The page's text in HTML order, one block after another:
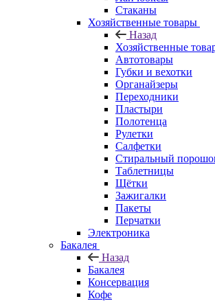
Стаканы
Хозяйственные товары
Назад
Хозяйственные
Автотовары
Губки и вехотки
Органайзеры
Переходники
Пластыри
Полотенца
Рулетки
Салфетки
Стиральный
Таблетницы
Щётки
Зажигалки
Пакеты
Перчатки
Электроника
Бакалея
Назад
Бакалея
Консервация
Кофе